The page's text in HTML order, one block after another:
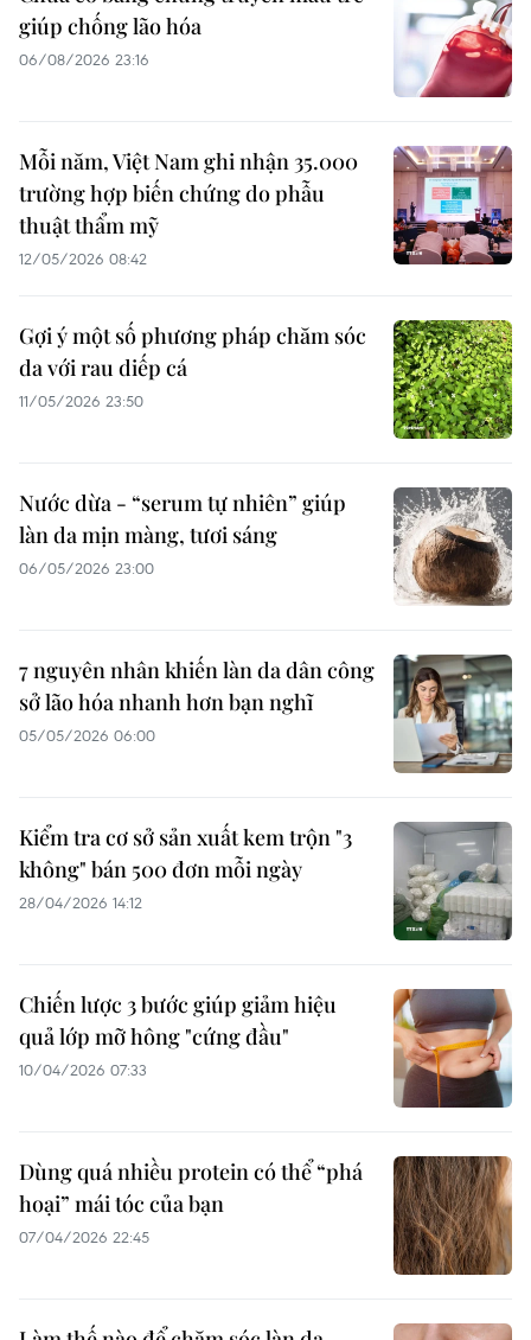
giúp chống lão hóa
06/08/2026 23:16
Mỗi năm, Việt Nam ghi nhận 35.000
trường hợp biến chứng do phẫu
thuật thẩm mỹ
12/05/2026 08:42
Gợi ý một số phương pháp chăm sóc
da với rau diếp cá
11/05/2026 23:50
Nước dừa - “serum tự nhiên” giúp
làn da mịn màng, tươi sáng
06/05/2026 23:00
7 nguyên nhân khiến làn da dân công
sở lão hóa nhanh hơn bạn nghĩ
05/05/2026 06:00
Kiểm tra cơ sở sản xuất kem trộn "3
không" bán 500 đơn mỗi ngày
28/04/2026 14:12
Chiến lược 3 bước giúp giảm hiệu
quả lớp mỡ hông "cứng đầu"
10/04/2026 07:33
Dùng quá nhiều protein có thể “phá
hoại” mái tóc của bạn
07/04/2026 22:45